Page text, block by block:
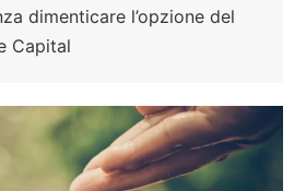
dimenticare l’opzione del
Capital